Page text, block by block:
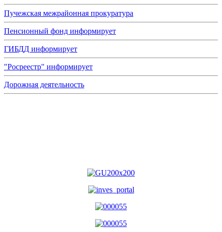
Пучежская межрайонная прокуратура
Пенсионный фонд информирует
ГИБДД информирует
"Росреестр" информирует
Дорожная деятельность